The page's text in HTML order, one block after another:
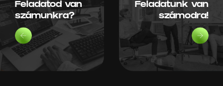
Feladatod van
számunkra?
Feladatunk van
számodra!